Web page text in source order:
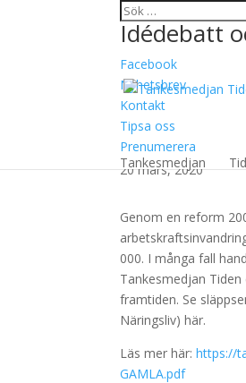
Idédebatt
Facebook
Nyhetsbrev
Kontakt
Tipsa oss
Prenumerera
Tankesmedjan
20 mars, 2020
Genom en reform
000. I många fall
Tankesmedjan
framtiden. Se
Näringsliv) här.
Läs mer här:https://
GAMLA.pdf